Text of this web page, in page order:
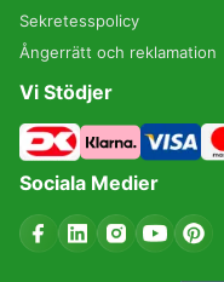
Sekretesspolicy
Ångerrätt och reklamation
Vi Stödjer
Sociala Medier